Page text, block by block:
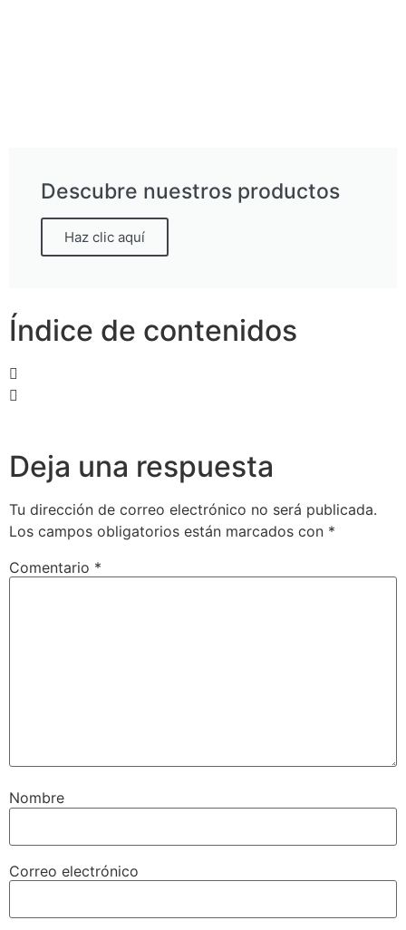
Descubre nuestros productos
Haz clic aquí
Índice de contenidos
Deja una respuesta
Tu dirección de correo electrónico no será publicada.
Los campos obligatorios están marcados con *
Comentario *
Nombre
Correo electrónico